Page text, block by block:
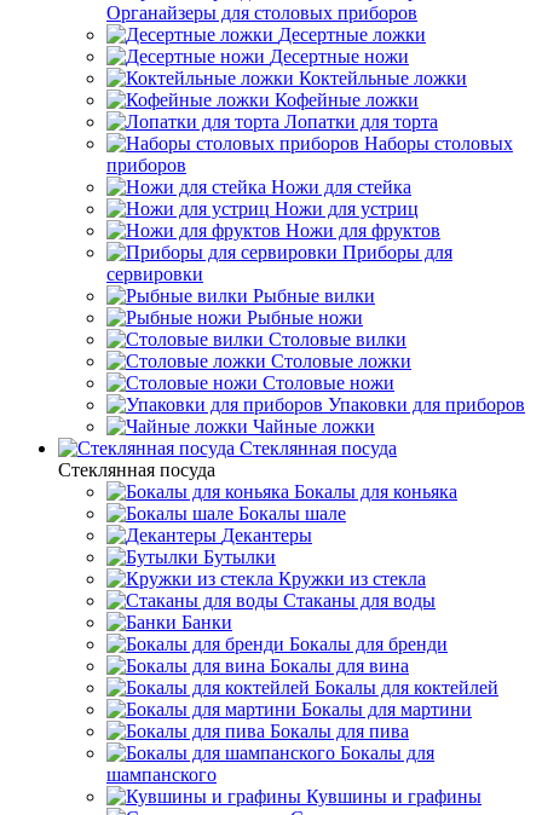
Органайзеры для столовых приборов
Десертные ложки
Десертные ножи
Коктейльные ложки
Кофейные ложки
Лопатки для торта
Наборы столовых
приборов
Ножи для стейка
Ножи для устриц
Ножи для фруктов
Приборы для
сервировки
Рыбные вилки
Рыбные ножи
Столовые вилки
Столовые ложки
Столовые ножи
Упаковки для приборов
Чайные ложки
Стеклянная посуда
Стеклянная посуда
Бокалы для коньяка
Бокалы шале
Декантеры
Бутылки
Кружки из стекла
Стаканы для воды
Банки
Бокалы для бренди
Бокалы для вина
Бокалы для коктейлей
Бокалы для мартини
Бокалы для пива
Бокалы для
шампанского
Кувшины и графины